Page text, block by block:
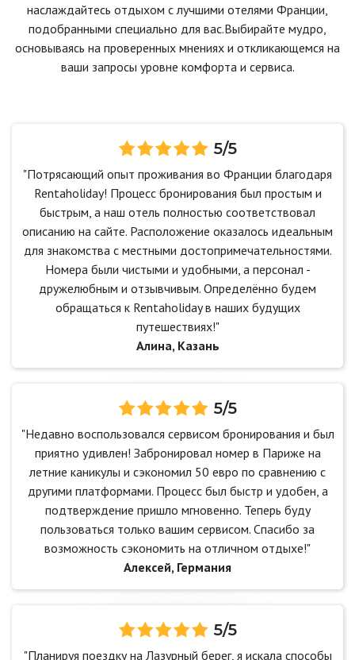
наслаждайтесь отдыхом с лучшими отелями Франции,
подобранными специально для вас.Выбирайте мудро,
основываясь на проверенных мнениях и откликающемся на
ваши запросы уровне комфорта и сервиса.
5/5
"Потрясающий опыт проживания во Франции благодаря
Rentaholiday! Процесс бронирования был простым и
быстрым, а наш отель полностью соответствовал
описанию на сайте. Расположение оказалось идеальным
для знакомства с местными достопримечательностями.
Номера были чистыми и удобными, а персонал -
дружелюбным и отзывчивым. Определённо будем
обращаться к Rentaholiday в наших будущих
путешествиях!"
Алина, Казань
5/5
"Недавно воспользовался сервисом бронирования и был
приятно удивлен! Забронировал номер в Париже на
летние каникулы и сэкономил 50 евро по сравнению с
другими платформами. Процесс был быстр и удобен, а
подтверждение пришло мгновенно. Теперь буду
пользоваться только вашим сервисом. Спасибо за
возможность сэкономить на отличном отдыхе!"
Алексей, Германия
5/5
"Планируя поездку на Лазурный берег, я искала способы